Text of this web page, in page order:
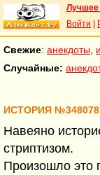
Лучшее
Войти
Свежие: анекдоты
Случайные:
ИСТОРИЯ №348078
Навеяно
стриптизом.
Произошло это